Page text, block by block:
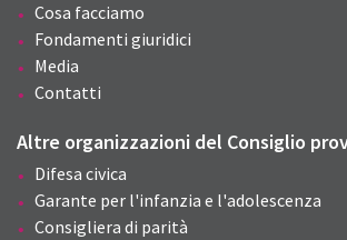
Cosa facciamo
Fondamenti giuridici
Media
Contatti
Altre organizzazioni del Consiglio
Difesa civica
Garante per l'infanzia e l'adolescenza
Consigliera di parità